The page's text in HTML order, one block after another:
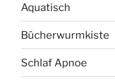
Aquatisch
Bücherwurmkiste
Schlaf Apnoe